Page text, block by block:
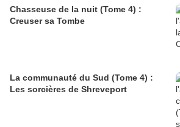
Chasseuse de la nuit (Tome 4) :
Creuser sa Tombe
La communauté du Sud (Tome 4) :
Les sorcières de Shreveport